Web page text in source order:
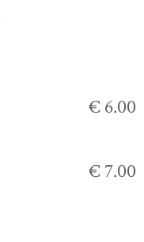
€ 6.00
€ 7.00